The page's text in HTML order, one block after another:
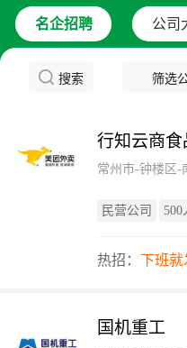
名企招聘 公司
搜索 筛选
行知云商食
常州市-钟楼区-
民营公司 500
热招： 下班就
国机重工